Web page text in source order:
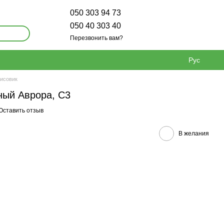
050 303 94 73
050 40 303 40
Перезвонить вам?
Рус
Аврора, С3
отзыв
В желания